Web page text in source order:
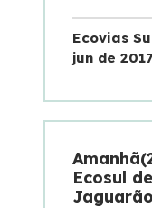
OuvidoriaEcovias
jun de
Ecosul
Jaguarão